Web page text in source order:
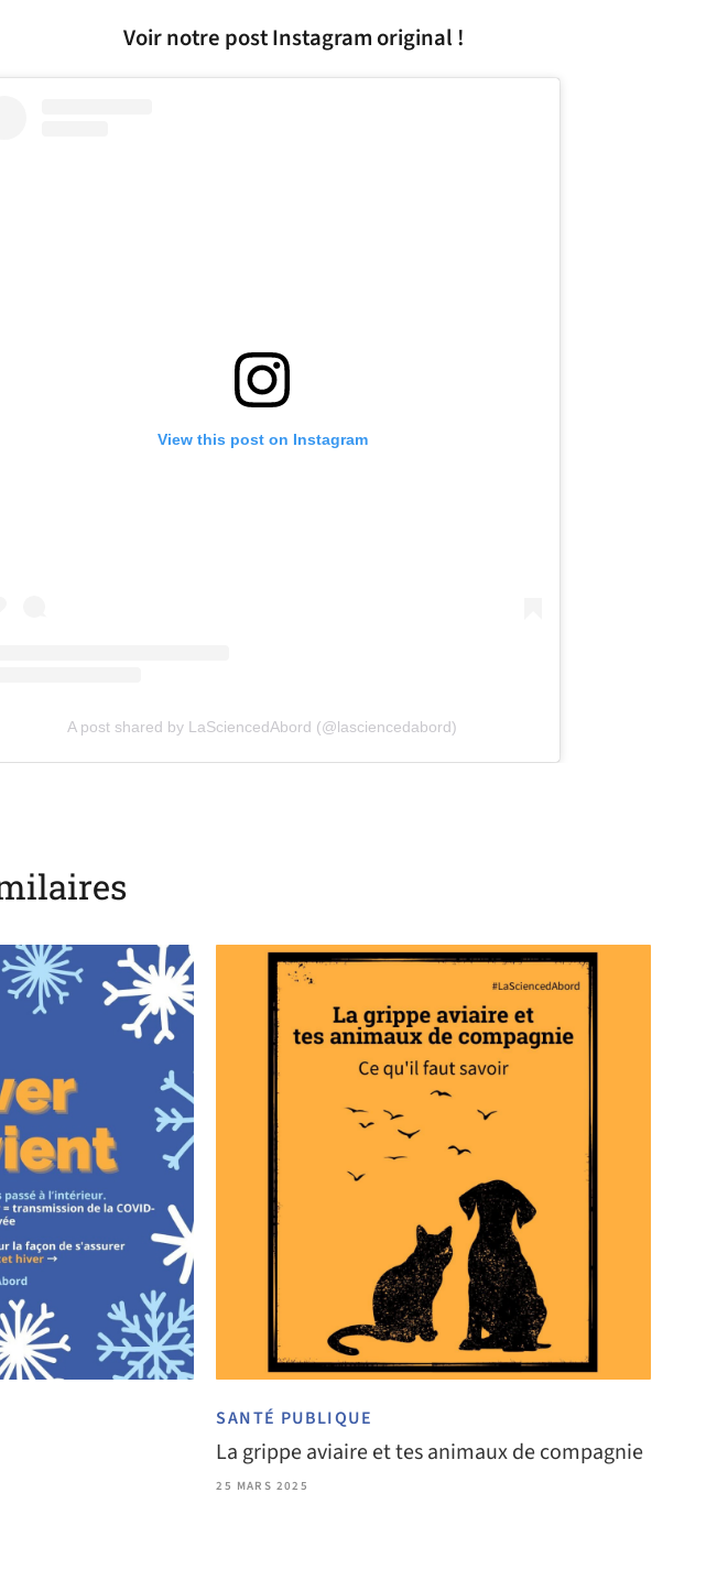
Voir notre post Instagram original !
View this post on Instagram
A post shared by LaSciencedAbord (@lasciencedabord)
SANTÉ PUBLIQUE
La grippe aviaire et tes animaux de compagnie
25 MARS 2025